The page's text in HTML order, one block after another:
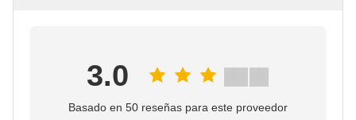
3.0
Basado en 50 reseñas para este proveedor